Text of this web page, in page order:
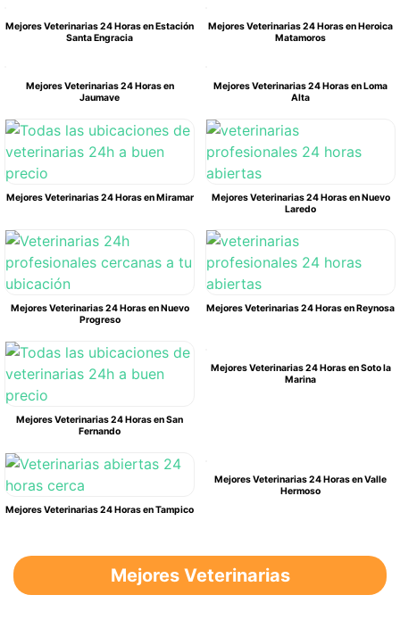
Mejores Veterinarias 24 Horas en Estación
Santa Engracia
Mejores Veterinarias 24 Horas en Heroica
Matamoros
Mejores Veterinarias 24 Horas en
Jaumave
Mejores Veterinarias 24 Horas en Loma
Alta
Mejores Veterinarias 24 Horas en Miramar
Mejores Veterinarias 24 Horas en Nuevo
Laredo
Mejores Veterinarias 24 Horas en Nuevo
Progreso
Mejores Veterinarias 24 Horas en Reynosa
Mejores Veterinarias 24 Horas en San
Fernando
Mejores Veterinarias 24 Horas en Soto la
Marina
Mejores Veterinarias 24 Horas en Tampico
Mejores Veterinarias 24 Horas en Valle
Hermoso
Mejores Veterinarias